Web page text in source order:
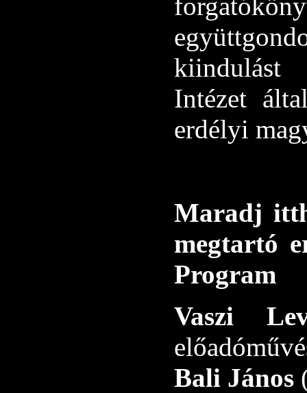
kiindulást
Intézet
erdélyi
Maradj
megtartó
Program
Vaszi
Bali János